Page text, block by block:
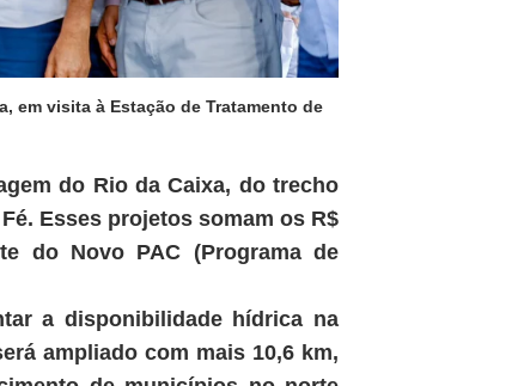
à Estação de Tratamento de
do Rio da Caixa, do trecho
Esses projetos somam os R$
do Novo PAC (Programa de
a disponibilidade hídrica na
ampliado com mais 10,6 km,